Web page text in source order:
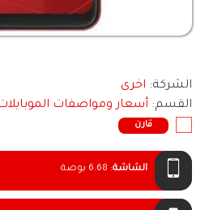
الشركة: اخرى
القسم: أسعار ومواصفات
قارن
الشاشة: 6.68 بوصة